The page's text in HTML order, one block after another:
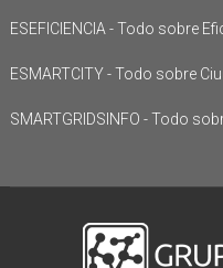
ESEFICIENCIA - Todo sobre
ESMARTCITY - Todo sobre
SMARTGRIDSINFO - Todo